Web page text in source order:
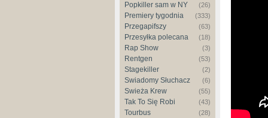
Popkiller sam w NY (26)
Premiery tygodnia (333)
Przegapifszy (63)
Przesyłka polecana (18)
Rap Show (3)
Rentgen (53)
Stagekiller (2)
Świadomy Słuchacz (6)
Świeża Krew (55)
Tak To Się Robi (43)
Tourbus (28)